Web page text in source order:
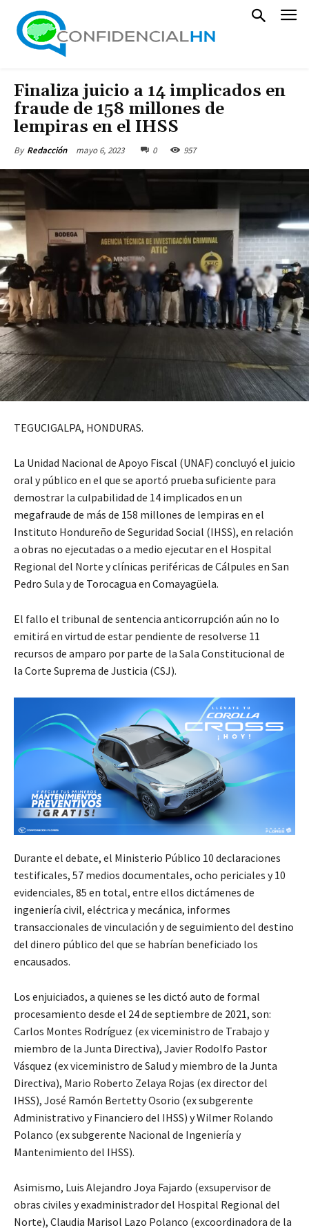
Finaliza juicio a 14 implicados en
fraude de 158 millones de
lempiras en el IHSS
By Redacción mayo 6, 2023 0 957
TEGUCIGALPA, HONDURAS.
La Unidad Nacional de Apoyo Fiscal (UNAF) concluyó el juicio
oral y público en el que se aportó prueba suficiente para
demostrar la culpabilidad de 14 implicados en un
megafraude de más de 158 millones de lempiras en el
Instituto Hondureño de Seguridad Social (IHSS), en relación
a obras no ejecutadas o a medio ejecutar en el Hospital
Regional del Norte y clínicas periféricas de Cálpules en San
Pedro Sula y de Torocagua en Comayagüela.
El fallo el tribunal de sentencia anticorrupción aún no lo
emitirá en virtud de estar pendiente de resolverse 11
recursos de amparo por parte de la Sala Constitucional de
la Corte Suprema de Justicia (CSJ).
Durante el debate, el Ministerio Público 10 declaraciones
testificales, 57 medios documentales, ocho periciales y 10
evidenciales, 85 en total, entre ellos dictámenes de
ingeniería civil, eléctrica y mecánica, informes
transaccionales de vinculación y de seguimiento del destino
del dinero público del que se habrían beneficiado los
encausados.
Los enjuiciados, a quienes se les dictó auto de formal
procesamiento desde el 24 de septiembre de 2021, son:
Carlos Montes Rodríguez (ex viceministro de Trabajo y
miembro de la Junta Directiva), Javier Rodolfo Pastor
Vásquez (ex viceministro de Salud y miembro de la Junta
Directiva), Mario Roberto Zelaya Rojas (ex director del
IHSS), José Ramón Bertetty Osorio (ex subgerente
Administrativo y Financiero del IHSS) y Wilmer Rolando
Polanco (ex subgerente Nacional de Ingeniería y
Mantenimiento del IHSS).
Asimismo, Luis Alejandro Joya Fajardo (exsupervisor de
obras civiles y exadministrador del Hospital Regional del
Norte), Claudia Marisol Lazo Polanco (excoordinadora de la